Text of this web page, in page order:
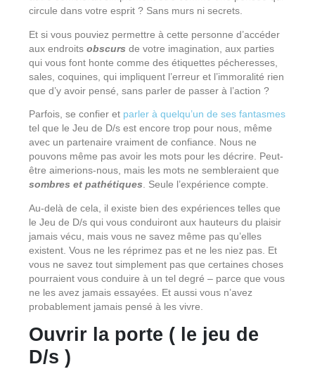
circule dans votre esprit ? Sans murs ni secrets.
Et si vous pouviez permettre à cette personne d’accéder
aux endroits obscurs de votre imagination, aux parties
qui vous font honte comme des étiquettes pécheresses,
sales, coquines, qui impliquent l’erreur et l’immoralité rien
que d’y avoir pensé, sans parler de passer à l’action ?
Parfois, se confier et parler à quelqu’un de ses fantasmes
tel que le Jeu de D/s est encore trop pour nous, même
avec un partenaire vraiment de confiance. Nous ne
pouvons même pas avoir les mots pour les décrire. Peut-
être aimerions-nous, mais les mots ne sembleraient que
sombres et pathétiques. Seule l’expérience compte.
Au-delà de cela, il existe bien des expériences telles que
le Jeu de D/s qui vous conduiront aux hauteurs du plaisir
jamais vécu, mais vous ne savez même pas qu’elles
existent. Vous ne les réprimez pas et ne les niez pas. Et
vous ne savez tout simplement pas que certaines choses
pourraient vous conduire à un tel degré – parce que vous
ne les avez jamais essayées. Et aussi vous n’avez
probablement jamais pensé à les vivre.
Ouvrir la porte ( le jeu de
D/s )